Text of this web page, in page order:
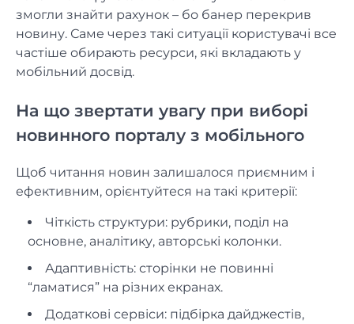
змогли знайти рахунок – бо банер перекрив
новину. Саме через такі ситуації користувачі все
частіше обирають ресурси, які вкладають у
мобільний досвід.
На що звертати увагу при виборі
новинного порталу з мобільного
Щоб читання новин залишалося приємним і
ефективним, орієнтуйтеся на такі критерії:
Чіткість структури: рубрики, поділ на
основне, аналітику, авторські колонки.
Адаптивність: сторінки не повинні
“ламатися” на різних екранах.
Додаткові сервіси: підбірка дайджестів,